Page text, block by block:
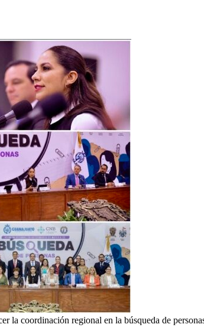
la coordinación regional en la búsqueda de